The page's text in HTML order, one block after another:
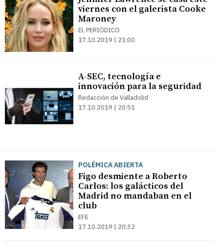
viernes con el galerista Cooke
Maroney
EL PERIÓDICO
17.10.2019 | 21:00
A-SEC, tecnología e
innovación para la seguridad
Redacción de Valladolid
17.10.2019 | 20:51
POLÉMICA ABIERTA
Figo desmiente a Roberto
Carlos: los galácticos del
Madrid no mandaban en el
club
EFE
17.10.2019 | 20:32